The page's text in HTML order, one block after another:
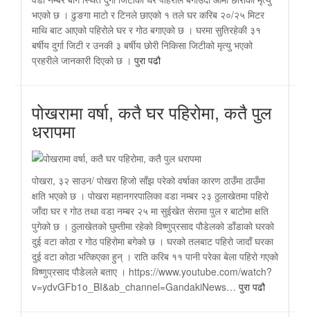
भएको छ । ढुङगा माटो र टिनले छाएको १ तले घर करिब २०/२५ मिटर
माथि बाट आएको पहिरोले घर र गोठ बगाएको छ । घरमा सुतिरहेकी ३१
बर्षीय दुर्गा जिटी र उनकी ३ बर्षीय छोरी निकिसा जिटीको मृत्यु भएको
प्रहरीले जानकारी दिएको छ । पुरा पढौ
पोखरामा वर्षा, कतै घर पहिरोमा, कतै पुल
धरापमा
पोखरा, ३२ साउन/ पोखरा हिजो साँझ परेको वर्षाका कारण ठाउँमा ठाउँमा
क्षति भएको छ । पोखरा महानगरपालिका वडा नम्बर २३ ठुलाखेतमा पहिरो
जाँदा घर र गोठ तथा वडा नम्बर २५ मा सुईखेत सेरामा पुल र बाटोमा क्षति
पुगेको छ । ठुलाखेतको घुम्तीमा रहेको विष्णुप्रसाद पौडेलको डाँडाको घरको
दुई वटा कोठा र गोठ पहिरोमा बगेको छ । घरको तलबाट पहिरो जादाँ घरका
दुई वटा कोठा भत्किएका हुन् । राति करिब ११ पानी परेका बेला पहिरो गएको
विष्णुप्रसाद पौडेलले बताए । https://www.youtube.com/watch?
v=ydvGFb1o_BI&ab_channel=GandakiNews… पुरा पढौ